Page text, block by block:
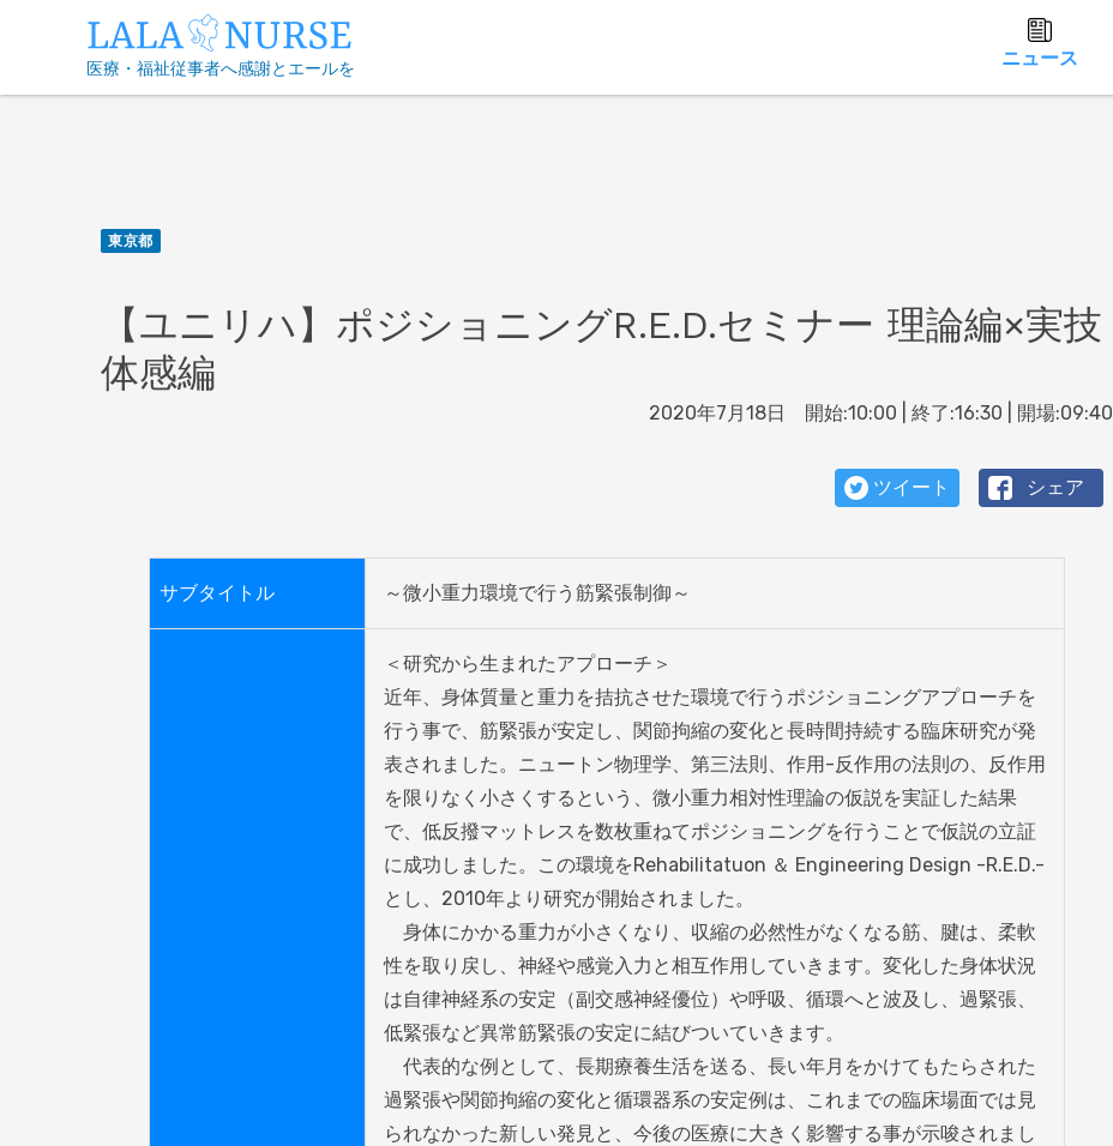
医療・福祉従事者へ感謝とエールを ニュース
東京都
【ユニリハ】ポジショニングR.E.D.セミナー 理論編×実技
体感編
2020年7月18日 開始:10:00 | 終了:16:30 | 開場:09:40
ツイート シェア
サブタイトル ～微小重力環境で行う筋緊張制御～
＜研究から生まれたアプローチ＞
近年、身体質量と重力を拮抗させた環境で行うポジショニングアプローチを
行う事で、筋緊張が安定し、関節拘縮の変化と長時間持続する臨床研究が発
表されました。ニュートン物理学、第三法則、作用-反作用の法則の、反作用
を限りなく小さくするという、微小重力相対性理論の仮説を実証した結果
で、低反撥マットレスを数枚重ねてポジショニングを行うことで仮説の立証
に成功しました。この環境をRehabilitatuon ＆ Engineering Design -R.E.D.-
とし、2010年より研究が開始されました。
身体にかかる重力が小さくなり、収縮の必然性がなくなる筋、腱は、柔軟
性を取り戻し、神経や感覚入力と相互作用していきます。変化した身体状況
は自律神経系の安定（副交感神経優位）や呼吸、循環へと波及し、過緊張、
低緊張など異常筋緊張の安定に結びついていきます。
代表的な例として、長期療養生活を送る、長い年月をかけてもたらされた
過緊張や関節拘縮の変化と循環器系の安定例は、これまでの臨床場面では見
られなかった新しい発見と、今後の医療に大きく影響する事が示唆されまし